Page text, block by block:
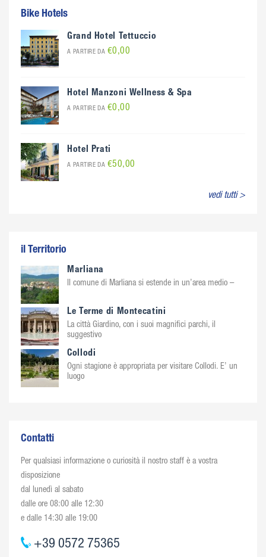
Bike Hotels
Grand Hotel Tettuccio
A PARTIRE DA €0,00
Hotel Manzoni Wellness & Spa
A PARTIRE DA €0,00
Hotel Prati
A PARTIRE DA €50,00
vedi tutti >
il Territorio
Marliana
Il comune di Marliana si estende in un’area medio –
Le Terme di Montecatini
La città Giardino, con i suoi magnifici parchi, il
suggestivo
Collodi
Ogni stagione è appropriata per visitare Collodi. E’ un
luogo
Contatti
Per qualsiasi informazione o curiosità il nostro staff è a vostra
disposizione
dal lunedì al sabato
dalle ore 08:00 alle 12:30
e dalle 14:30 alle 19:00
+39 0572 75365